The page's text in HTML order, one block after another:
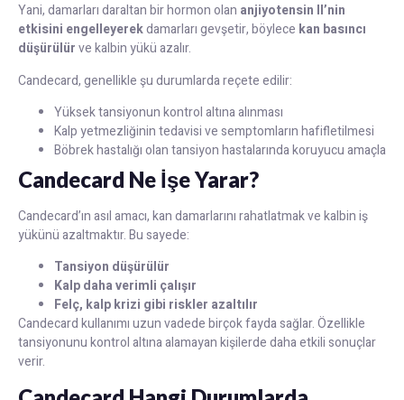
Yani, damarları daraltan bir hormon olan anjiyotensin II’nin
etkisini engelleyerekdamarları gevşetir, böylece kan basıncı
düşürülürve kalbin yükü azalır.
Candecard, genellikle şu durumlarda reçete edilir:
Yüksek tansiyonun kontrol altına alınması
Kalp yetmezliğinin tedavisi ve semptomların hafifletilmesi
Böbrek hastalığı olan tansiyon hastalarında koruyucu amaçla
Candecard Ne İşe Yarar?
Candecard’ın asıl amacı, kan damarlarını rahatlatmak ve kalbin iş
yükünü azaltmaktır. Bu sayede:
Tansiyon düşürülür
Kalp daha verimli çalışır
Felç, kalp krizi gibi riskler azaltılır
Candecard kullanımı uzun vadede birçok fayda sağlar. Özellikle
tansiyonunu kontrol altına alamayan kişilerde daha etkili sonuçlar
verir.